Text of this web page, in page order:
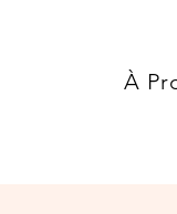
À